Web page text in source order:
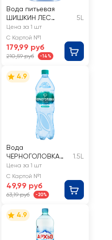
Вода питьевая
ШИШКИН ЛЕС
негазированная
5L
Цена за 1 шт
С Картой №1
179,99 руб
210,59 руб -14%
4.9
Вода
ЧЕРНОГОЛОВКА
газированная
1.5L
Цена за 1 шт
С Картой №1
49,99 руб
63,19 руб -20%
4.9